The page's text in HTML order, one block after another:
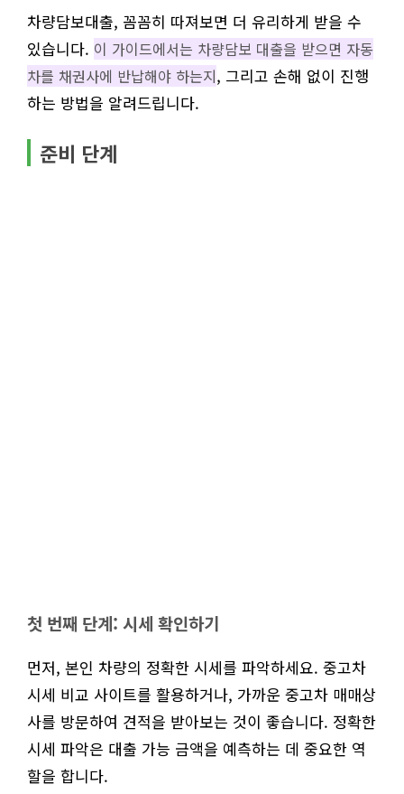
차량담보대출, 꼼꼼히 따져보면 더 유리하게 받을 수
있습니다. 이 가이드에서는 차량담보 대출을 받으면 자동
차를 채권사에 반납해야 하는지, 그리고 손해 없이 진행
하는 방법을 알려드립니다.
준비 단계
첫 번째 단계: 시세 확인하기
먼저, 본인 차량의 정확한 시세를 파악하세요. 중고차
시세 비교 사이트를 활용하거나, 가까운 중고차 매매상
사를 방문하여 견적을 받아보는 것이 좋습니다. 정확한
시세 파악은 대출 가능 금액을 예측하는 데 중요한 역
할을 합니다.